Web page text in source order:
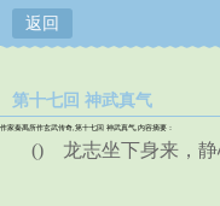
返回
第十七回 神武真气
作家秦禹所作玄武传奇,第十七回 神武真气,内容摘要：
() 龙志坐下身来，静